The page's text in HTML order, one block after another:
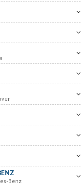
Benz